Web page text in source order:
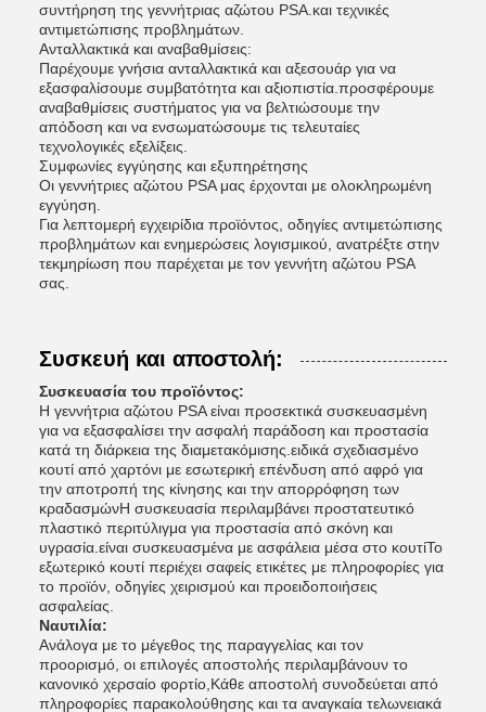
συντήρηση της γεννήτριας αζώτου PSA.και τεχνικές
αντιμετώπισης προβλημάτων.
Ανταλλακτικά και αναβαθμίσεις:
Παρέχουμε γνήσια ανταλλακτικά και αξεσουάρ για να
εξασφαλίσουμε συμβατότητα και αξιοπιστία.προσφέρουμε
αναβαθμίσεις συστήματος για να βελτιώσουμε την
απόδοση και να ενσωματώσουμε τις τελευταίες
τεχνολογικές εξελίξεις.
Συμφωνίες εγγύησης και εξυπηρέτησης
Οι γεννήτριες αζώτου PSA μας έρχονται με ολοκληρωμένη
εγγύηση.
Για λεπτομερή εγχειρίδια προϊόντος, οδηγίες αντιμετώπισης
προβλημάτων και ενημερώσεις λογισμικού, ανατρέξτε στην
τεκμηρίωση που παρέχεται με τον γεννήτη αζώτου PSA
σας.
Συσκευή και αποστολή:
Συσκευασία του προϊόντος:
Η γεννήτρια αζώτου PSA είναι προσεκτικά συσκευασμένη
για να εξασφαλίσει την ασφαλή παράδοση και προστασία
κατά τη διάρκεια της διαμετακόμισης.ειδικά σχεδιασμένο
κουτί από χαρτόνι με εσωτερική επένδυση από αφρό για
την αποτροπή της κίνησης και την απορρόφηση των
κραδασμώνΗ συσκευασία περιλαμβάνει προστατευτικό
πλαστικό περιτύλιγμα για προστασία από σκόνη και
υγρασία.είναι συσκευασμένα με ασφάλεια μέσα στο κουτίΤο
εξωτερικό κουτί περιέχει σαφείς ετικέτες με πληροφορίες για
το προϊόν, οδηγίες χειρισμού και προειδοποιήσεις
ασφαλείας.
Ναυτιλία:
Ανάλογα με το μέγεθος της παραγγελίας και τον
προορισμό, οι επιλογές αποστολής περιλαμβάνουν το
κανονικό χερσαίο φορτίο,Κάθε αποστολή συνοδεύεται από
πληροφορίες παρακολούθησης και τα αναγκαία τελωνειακά